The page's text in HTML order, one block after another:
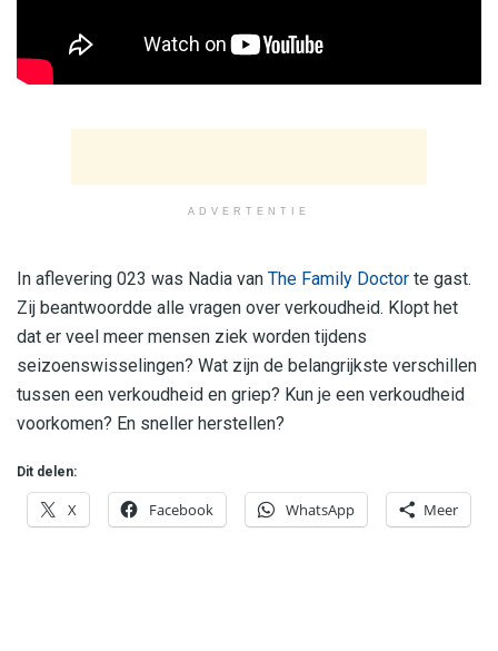
ADVERTENTIE
In aflevering 023 was Nadia van The Family Doctor te gast.
Zij beantwoordde alle vragen over verkoudheid. Klopt het
dat er veel meer mensen ziek worden tijdens
seizoenswisselingen? Wat zijn de belangrijkste verschillen
tussen een verkoudheid en griep? Kun je een verkoudheid
voorkomen? En sneller herstellen?
Dit delen:
X Facebook WhatsApp Meer